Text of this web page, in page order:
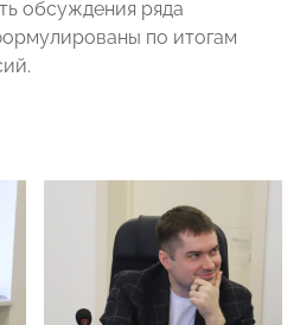
обсуждения ряда
по итогам